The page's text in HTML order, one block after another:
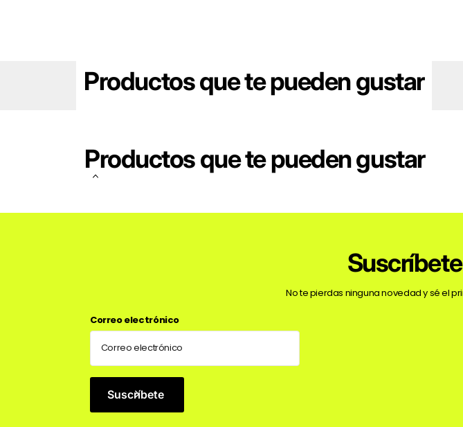
Productos que te pueden gustar
Productos que te pueden gustar
No te pierdas ninguna novedad y sé el
Correo electrónico
Suscríbete